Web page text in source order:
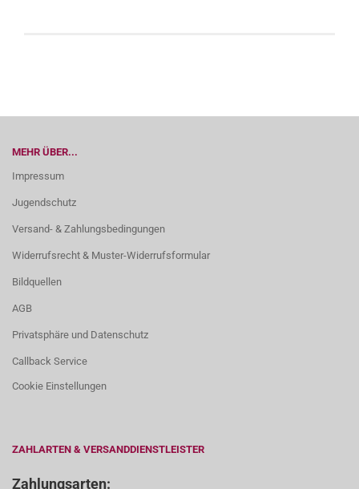
MEHR ÜBER...
Impressum
Jugendschutz
Versand- & Zahlungsbedingungen
Widerrufsrecht & Muster-Widerrufsformular
Bildquellen
AGB
Privatsphäre und Datenschutz
Callback Service
Cookie Einstellungen
ZAHLARTEN & VERSANDDIENSTLEISTER
Zahlungsarten: